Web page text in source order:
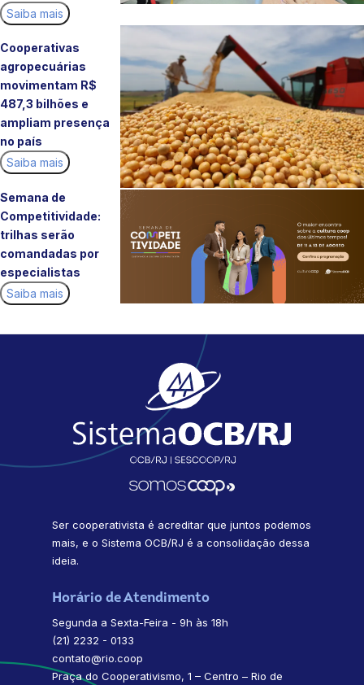
Saiba mais
Cooperativas
agropecuárias
movimentam R$
487,3 bilhões e
ampliam presença
no país
Saiba mais
Semana de
Competitividade:
trilhas serão
comandadas por
especialistas
Saiba mais
Ser cooperativista é acreditar que juntos podemos
mais, e o Sistema OCB/RJ é a consolidação dessa
ideia.
Horário de Atendimento
Segunda a Sexta-Feira - 9h às 18h
(21) 2232 - 0133
contato@rio.coop
Praça do Cooperativismo, 1 – Centro – Rio de